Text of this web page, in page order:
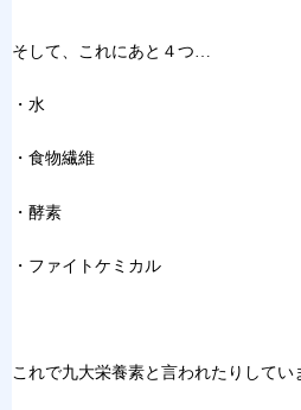
そして、これにあと４つ…
・水
・食物繊維
・酵素
・ファイトケミカル
これで九大栄養素と言われたりしてい